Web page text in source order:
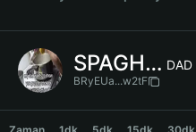
简体中文
繁體中文
Bahasa Indonesia
SPAGHETTI
BRyEUa...w2tF